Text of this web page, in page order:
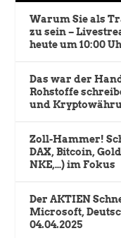
Warum Sie als
zu sein –
heute um 10:00
Das war der
Rohstoffe
und
Zoll-Hammer!
DAX, Bitcoin,
NKE,…) im Fokus
Der AKTIEN
Microsoft,
04.04.2025